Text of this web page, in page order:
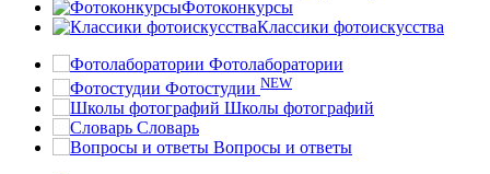
Фотоконкурсы
Классики фотоискусства
Фотолаборатории
Фотостудии NEW
Школы фотографий
Словарь
Вопросы и ответы